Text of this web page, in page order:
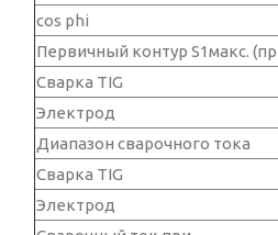
cos phi
Первичный контур S1макс.
Сварка TIG
Электрод
Диапазон сварочного тока
Сварка TIG
Электрод